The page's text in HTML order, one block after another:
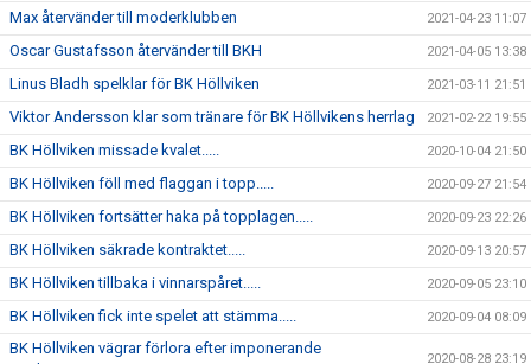
Max återvänder till moderklubben 2021-04-23 11:07
Oscar Gustafsson återvänder till BKH 2021-04-05 13:38
Linus Bladh spelklar för BK Höllviken 2021-03-11 21:51
Viktor Andersson klar som tränare för BK Höllvikens herrlag 2021-02-22 19:55
BK Höllviken missade kvalet..... 2020-10-04 21:50
BK Höllviken föll med flaggan i topp..... 2020-09-27 21:54
BK Höllviken fortsätter haka på topplagen..... 2020-09-23 22:26
BK Höllviken säkrade kontraktet..... 2020-09-13 20:57
BK Höllviken tillbaka i vinnarspåret..... 2020-09-05 23:10
BK Höllviken fick inte spelet att stämma..... 2020-09-04 08:09
BK Höllviken vägrar förlora efter imponerande
2020-08-28 23:19